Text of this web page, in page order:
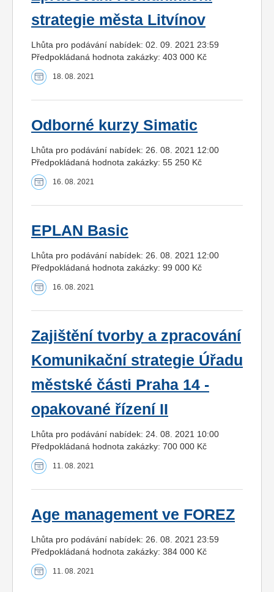
strategie města Litvínov
Lhůta pro podávání nabídek: 02. 09. 2021 23:59
Předpokládaná hodnota zakázky: 403 000 Kč
18. 08. 2021
Odborné kurzy Simatic
Lhůta pro podávání nabídek: 26. 08. 2021 12:00
Předpokládaná hodnota zakázky: 55 250 Kč
16. 08. 2021
EPLAN Basic
Lhůta pro podávání nabídek: 26. 08. 2021 12:00
Předpokládaná hodnota zakázky: 99 000 Kč
16. 08. 2021
Zajištění tvorby a zpracování
Komunikační strategie Úřadu
městské části Praha 14 -
opakované řízení II
Lhůta pro podávání nabídek: 24. 08. 2021 10:00
Předpokládaná hodnota zakázky: 700 000 Kč
11. 08. 2021
Age management ve FOREZ
Lhůta pro podávání nabídek: 26. 08. 2021 23:59
Předpokládaná hodnota zakázky: 384 000 Kč
11. 08. 2021